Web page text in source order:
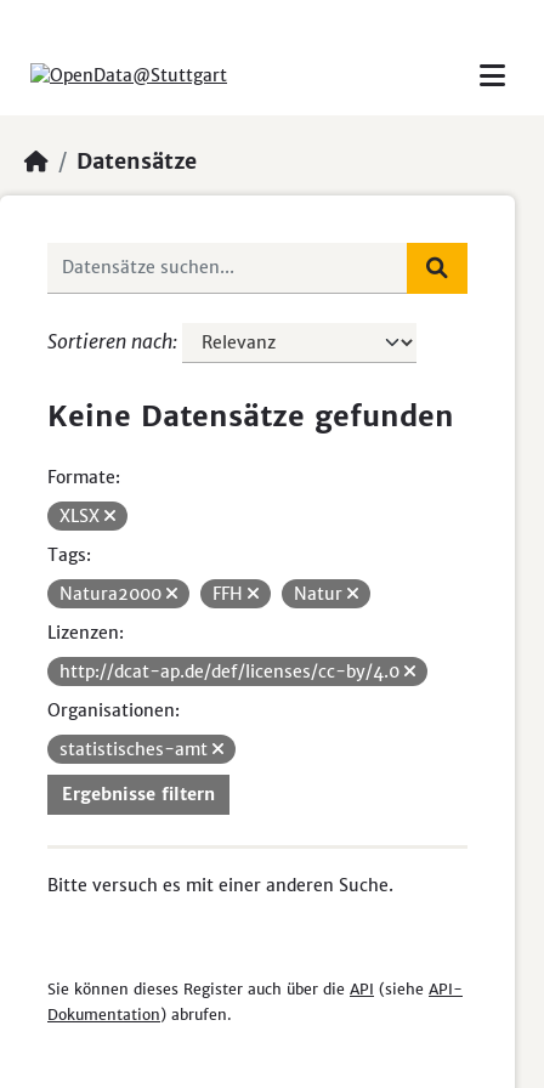
Datensätze
Sortieren nach
Keine Datensätze gefunden
Formate:
XLSX
Tags:
Natura2000
FFH
Natur
Lizenzen:
http://dcat-ap.de/def/licenses/cc-by/4.0
Organisationen:
statistisches-amt
Ergebnisse filtern
Bitte versuch es mit einer anderen Suche.
Sie können dieses Register auch über die API (siehe API-
Dokumentation) abrufen.